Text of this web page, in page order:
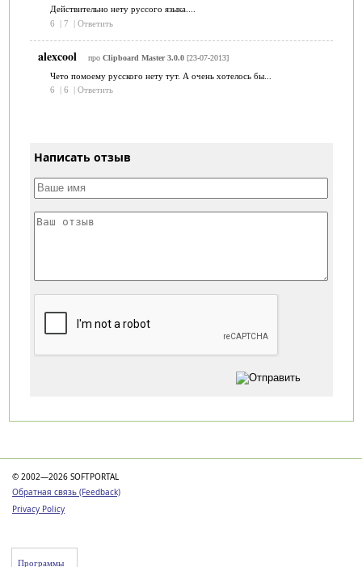
Действительно нету руссого языка....
6
| 7 | Ответить
alexcool про Clipboard Master 3.0.0[23-07-2013]
Чето помоему русского нету тут. А очень хотелось бы...
6
| 6 | Ответить
Написать отзыв
© 2002—2026 SOFTPORTAL
Обратная связь (Feedback)
Privacy Policy
Программы